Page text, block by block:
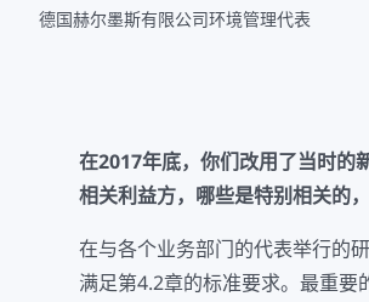
德国赫尔墨斯有限公司环境管理代表
在2017年底，你们改用了当时的
相关利益方，哪些是特别相关的
在与各个业务部门的代表举行的
满足第4.2章的标准要求。最重要